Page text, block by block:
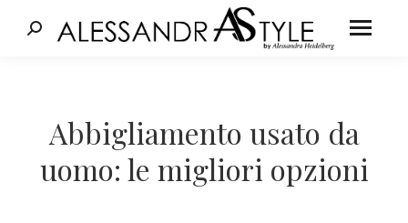
Cerca:
Abbigliamento usato da
uomo: le migliori opzioni